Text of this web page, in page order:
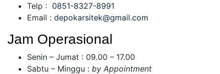
Telp : 0851-8327-8991
Email : depokarsitek@gmail.com
Jam Operasional
Senin – Jumat : 09.00 – 17.00
Sabtu – Minggu : by Appointment